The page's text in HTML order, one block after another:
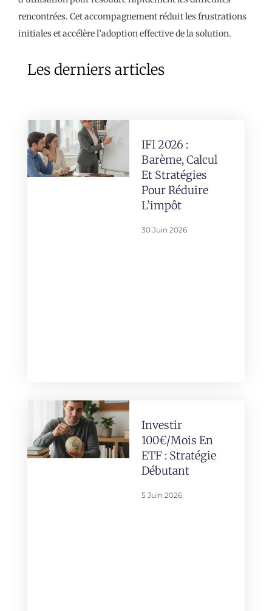
rencontrées. Cet accompagnement réduit les frustrations
initiales et accélère l’adoption effective de la solution.
Les derniers articles
IFI 2026 :
Barème, Calcul
Et Stratégies
Pour Réduire
L’impôt
30 Juin 2026
Investir
100€/mois En
ETF : Stratégie
Débutant
5 Juin 2026